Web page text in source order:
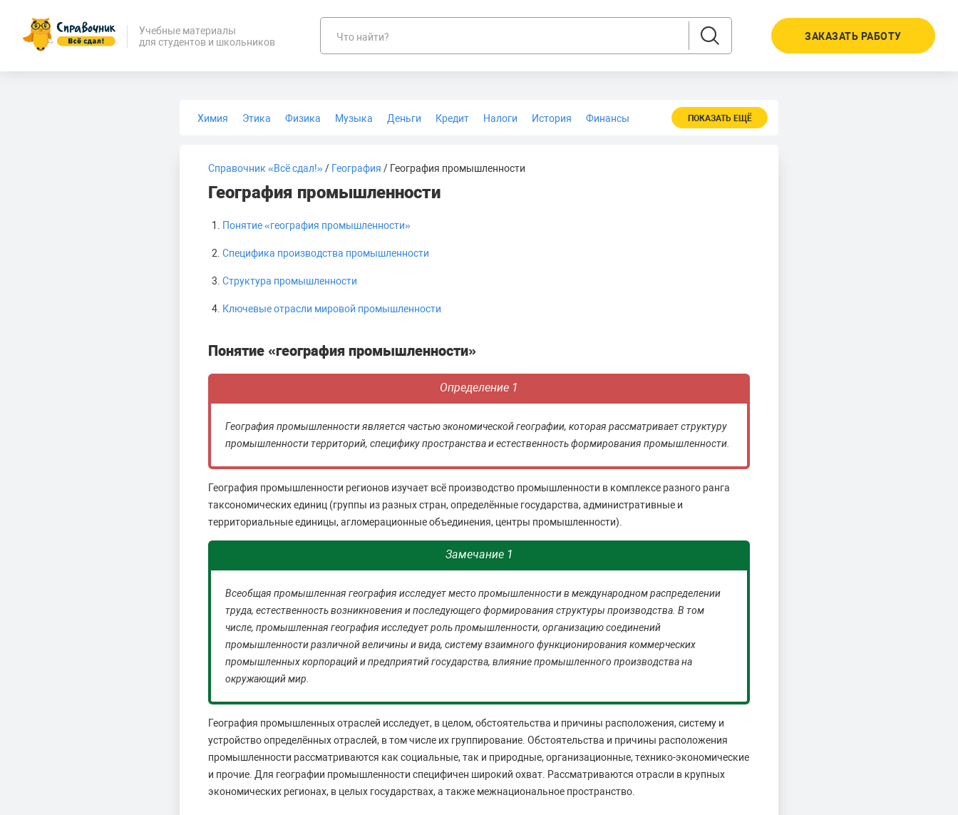
Учебные материалы
для студентов и школьников
Что найти? ЗАКАЗАТЬ РАБОТУ
Химия Этика Физика Музыка Деньги Кредит Налоги История
Финансы
ПОКАЗАТЬ ЕЩЁ
Справочник «Всё сдал!»/ География / География промышленности
География промышленности
Понятие «география промышленности»
Специфика производства промышленности
Структура промышленности
Ключевые отрасли мировой промышленности
Понятие «география промышленности»
Определение 1
География промышленности является частью экономической географии, которая рассматривает структуру
промышленности территорий, специфику пространства и естественность формирования промышленности.
География промышленности регионов изучает всё производство промышленности в комплексе разного ранга
таксономических единиц (группы из разных стран, определённые государства, административные и
территориальные единицы, агломерационные объединения, центры промышленности).
Замечание 1
Всеобщая промышленная география исследует место промышленности в международном распределении
труда, естественность возникновения и последующего формирования структуры производства. В том
числе, промышленная география исследует роль промышленности, организацию соединений
промышленности различной величины и вида, систему взаимного функционирования коммерческих
промышленных корпораций и предприятий государства, влияние промышленного производства на
окружающий мир.
География промышленных отраслей исследует, в целом, обстоятельства и причины расположения, систему и
устройство определённых отраслей, в том числе их группирование. Обстоятельства и причины расположения
промышленности рассматриваются как социальные, так и природные, организационные, технико-экономические
и прочие. Для географии промышленности специфичен широкий охват. Рассматриваются отрасли в крупных
экономических регионах, в целых государствах, а также межнациональное пространство.